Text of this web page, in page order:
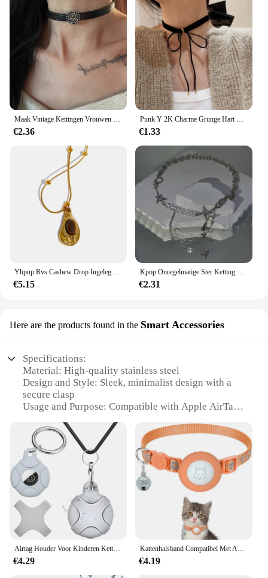
Maak Vintage Kettingen Vrouwen Zwart Lederen Kettingen Dark Punk Subcultuur Gotische Zoete Banket Sieraden Geschenken
€2.36
Punk Y 2K Charme Grunge Hart Hanger Pu Lederen Sexy Choker Vintage Kettingen Voor Vrouwen Spice Meisjes Gothic Sieraden Accessoires Cadeau
€1.33
Yhpup Rvs Cashew Drop Ingelegd Natuurlijke Tijger Steen Hanger Ketting Roestbestendig 18K PVD Plated Chain Hals Sieraden
€5.15
Kpop Onregelmatige Ster Ketting Kettingen Y2K Zircon Kristal Kralen Kwastje Ketting Esthetische Ster Hart Choker Kettingen Sieraden Gift
€2.31
Here are the products found in the Smart Accessories
Specifications:
Material: High-quality stainless steel
Design and Style: Sleek, minimalist design with a
secure clasp
Usage and Purpose: Compatible with Apple AirTag
Performance and Property: Durable and resistant to
wear and tear
Applicable Environment: Suitable for daily use,
outdoor activities, and travel
Parts and Accessories: Comes with a secure clasp
for easy attachment
Features:
|Vendors|
**Enhanced Security and Style**
The collier airtag Smart Accessories is the perfect
blend of functionality and style. Designed with a
Airtag Houder Voor Kinderen Ketting En Volwassenen, Armband Horlogeband Pols Verborgen Hoesje Verstelbare Air Tag Cover Kidsadults Waterdicht
€4.29
Kattenhalsband Compatibel Met Apple Airtag Met Bel Verstelbare Veiligheidsgesp Reflecterende Gps Kraag Voor Kittens Puppy 7-12In
€4.19